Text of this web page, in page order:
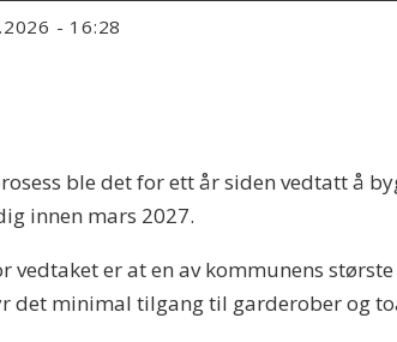
- 16:28
ble det for ett år siden vedtatt å
innen mars 2027.
vedtaket er at en av kommunens
det minimal tilgang til garderober og